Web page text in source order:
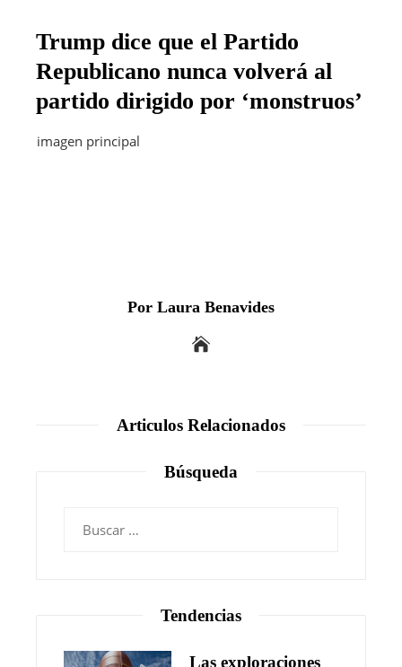
Trump dice que el Partido
Republicano nunca volverá al
partido dirigido por ‘monstruos’
imagen principal
Por Laura Benavides
Articulos Relacionados
Búsqueda
Tendencias
Las exploraciones